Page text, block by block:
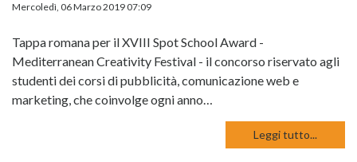
Mercoledì, 06 Marzo 2019 07:09
Tappa romana per il XVIII Spot School Award -
Mediterranean Creativity Festival - il concorso riservato agli
studenti dei corsi di pubblicità, comunicazione web e
marketing, che coinvolge ogni anno…
Leggi tutto...